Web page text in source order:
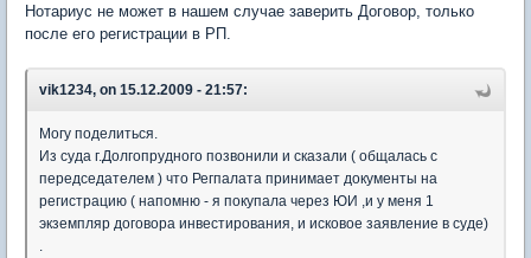
Нотариус не может в нашем случае заверить Договор, только
после его регистрации в РП.
vik1234, on 15.12.2009 - 21:57:
Могу поделиться.
Из суда г.Долгопрудного позвонили и сказали ( общалась с
передседателем ) что Регпалата принимает документы на
регистрацию ( напомню - я покупала через ЮИ ,и у меня 1
экземпляр договора инвестирования, и исковое заявление в суде)